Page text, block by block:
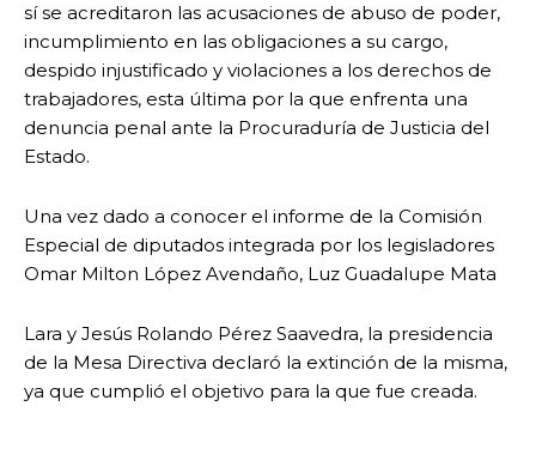
sí se acreditaron las acusaciones de abuso de poder,
incumplimiento en las obligaciones a su cargo,
despido injustificado y violaciones a los derechos de
trabajadores, esta última por la que enfrenta una
denuncia penal ante la Procuraduría de Justicia del
Estado.
Una vez dado a conocer el informe de la Comisión
Especial de diputados integrada por los legisladores
Omar Milton López Avendaño, Luz Guadalupe Mata
Lara y Jesús Rolando Pérez Saavedra, la presidencia
de la Mesa Directiva declaró la extinción de la misma,
ya que cumplió el objetivo para la que fue creada.